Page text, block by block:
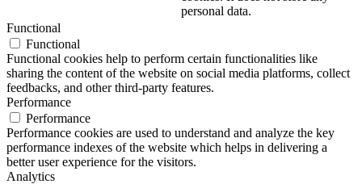
personal data.
Functional
Functional
Functional cookies help to perform certain functionalities like
sharing the content of the website on social media platforms, collect
feedbacks, and other third-party features.
Performance
Performance
Performance cookies are used to understand and analyze the key
performance indexes of the website which helps in delivering a
better user experience for the visitors.
Analytics